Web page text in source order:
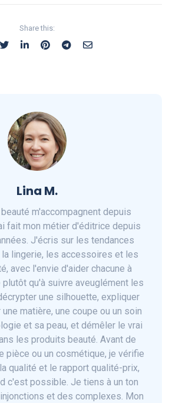
Share this:
Lina M.
m'accompagnent depuis
fait mon métier d'éditrice depuis
J'écris sur les tendances
lingerie, les accessoires et les
avec l'envie d'aider chacune à
qu'à suivre aveuglément les
une silhouette, expliquer
matière, une coupe ou un soin
et sa peau, et démêler le vrai
les produits beauté. Avant de
pièce ou un cosmétique, je vérifie
qualité et le rapport qualité-prix,
c'est possible. Je tiens à un ton
et des complexes. Mon